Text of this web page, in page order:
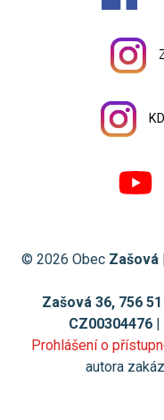
© 2026 Obec Zašová
Zašová 36, 756
CZ00304476 |
Prohlášení o
autora